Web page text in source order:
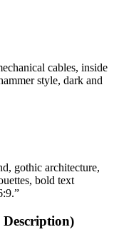
cables, inside
style, dark and
gothic architecture,
bold text